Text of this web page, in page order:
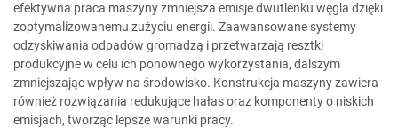
efektywna praca maszyny zmniejsza emisje dwutlenku węgla dzięki
zoptymalizowanemu zużyciu energii. Zaawansowane systemy
odzyskiwania odpadów gromadzą i przetwarzają resztki
produkcyjne w celu ich ponownego wykorzystania, dalszym
zmniejszając wpływ na środowisko. Konstrukcja maszyny zawiera
również rozwiązania redukujące hałas oraz komponenty o niskich
emisjach, tworząc lepsze warunki pracy.